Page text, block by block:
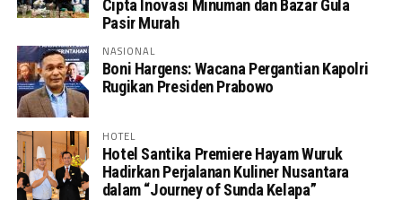
Cipta Inovasi Minuman dan Bazar Gula
Pasir Murah
NASIONAL
Boni Hargens: Wacana Pergantian Kapolri
Rugikan Presiden Prabowo
HOTEL
Hotel Santika Premiere Hayam Wuruk
Hadirkan Perjalanan Kuliner Nusantara
dalam “Journey of Sunda Kelapa”